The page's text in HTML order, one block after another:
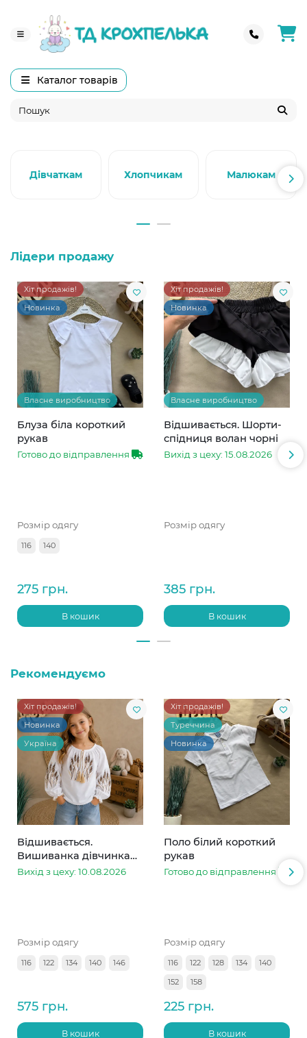
Каталог товарів
Дівчаткам Хлопчикам Малюкам
Лідери продажу
Хіт продажів!
Новинка
Власне виробництво
Блуза біла короткий
рукав
Готово до відправлення
Розмір одягу
116 140
275 грн.
В кошик
Хіт продажів!
Новинка
Власне виробництво
Відшивається. Шорти-
спідниця волан чорні
Вихід з цеху: 15.08.2026
Розмір одягу
385 грн.
В кошик
Рекомендуємо
Хіт продажів!
Новинка
Україна
Відшивається.
Вишиванка дівчинка
колоски
Вихід з цеху: 10.08.2026
Розмір одягу
116 122 134 140 146
575 грн.
В кошик
Хіт продажів!
Туреччина
Новинка
Поло білий короткий
рукав
Готово до відправлення
Розмір одягу
116 122 128 134
140
152
158
225 грн.
В кошик